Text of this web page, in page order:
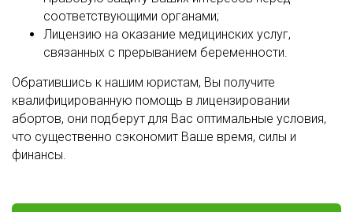
соответствующими органами;
Лицензию на оказание медицинских услуг,
связанных с прерыванием беременности.
Обратившись к нашим юристам, Вы получите
квалифицированную помощь в лицензировании
абортов, они подберут для Вас оптимальные условия,
что существенно сэкономит Ваше время, силы и
финансы.